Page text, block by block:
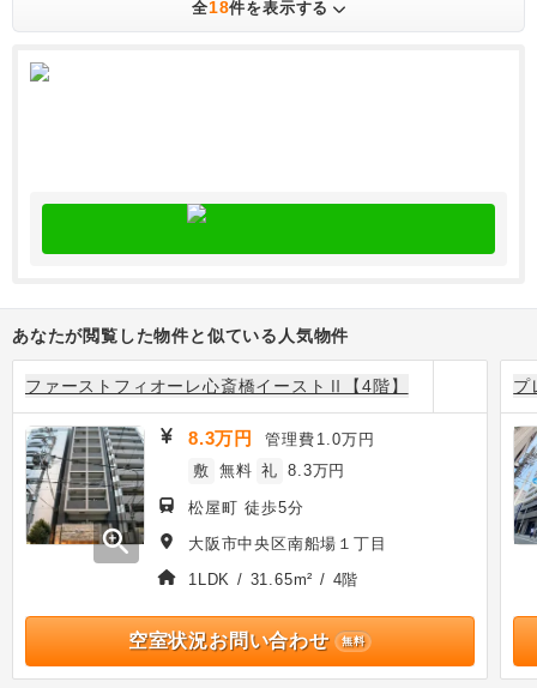
全18件を表示する
あなたが閲覧した物件と似ている人気物件
ファーストフィオーレ心斎橋イーストⅡ【4階】
zoom_in
8.3万円 管理費 1.0万円
敷 無料 礼 8.3万円
松屋町 徒歩5分
大阪市中央区南船場１丁目
1LDK / 31.65m² / 4階
空室状況お問い合わせ 無料
プ